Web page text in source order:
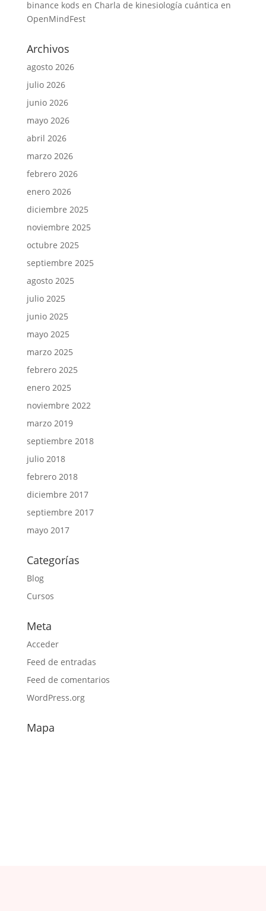
binance kods en Charla de kinesiología cuántica en
OpenMindFest
Archivos
agosto 2026
julio 2026
junio 2026
mayo 2026
abril 2026
marzo 2026
febrero 2026
enero 2026
diciembre 2025
noviembre 2025
octubre 2025
septiembre 2025
agosto 2025
julio 2025
junio 2025
mayo 2025
marzo 2025
febrero 2025
enero 2025
noviembre 2022
marzo 2019
septiembre 2018
julio 2018
febrero 2018
diciembre 2017
septiembre 2017
mayo 2017
Categorías
Blog
Cursos
Meta
Acceder
Feed de entradas
Feed de comentarios
WordPress.org
Mapa